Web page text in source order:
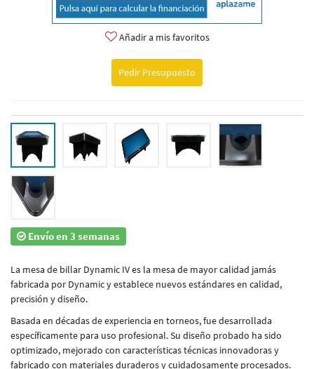
Añadir a mis favoritos
Pedir Presupuesto
Envío en 3 semanas
La mesa de billar Dynamic IV es la mesa de mayor calidad jamás
fabricada por Dynamic y establece nuevos estándares en calidad,
precisión y diseño.
Basada en décadas de experiencia en torneos, fue desarrollada
específicamente para uso profesional. Su diseño probado ha sido
optimizado, mejorado con características técnicas innovadoras y
fabricado con materiales duraderos y cuidadosamente procesados.